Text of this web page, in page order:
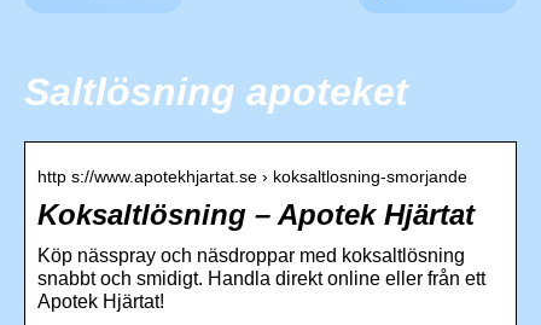
Saltlösning apoteket
http s://www.apotekhjartat.se › koksaltlosning-smorjande
Koksaltlösning – Apotek Hjärtat
Köp nässpray och näsdroppar med koksaltlösning
snabbt och smidigt. Handla direkt online eller från ett
Apotek Hjärtat!